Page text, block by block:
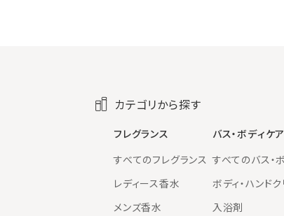
カテゴリから探す
フレグランス
すべてのフレグランス
レディース香水
メンズ香水
バス・ボディケア
すべてのバス・
ボディ・ハンド
入浴剤